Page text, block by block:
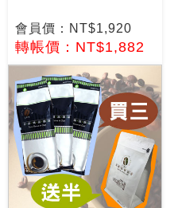
會員價：NT$1,920
轉帳價：NT$1,882